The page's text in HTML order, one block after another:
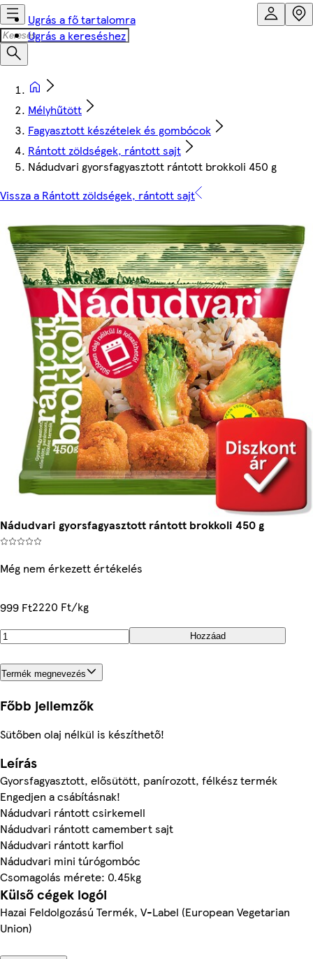
Ugrás a fő tartalomra
Ugrás a kereséshez
Mélyhűtött
Fagyasztott készételek és gombócok
Rántott zöldségek, rántott sajt
Nádudvari gyorsfagyasztott rántott brokkoli 450 g
Vissza a Rántott zöldségek, rántott sajt
Nádudvari gyorsfagyasztott rántott brokkoli 450 g
Még nem érkezett értékelés
999 Ft2220 Ft/kg
Hozzáad
Termék megnevezés
Főbb jellemzők
Sütőben olaj nélkül is készíthető!
Leírás
Gyorsfagyasztott, elősütött, panírozott, félkész termék
Engedjen a csábításnak!
Nádudvari rántott csirkemell
Nádudvari rántott camembert sajt
Nádudvari rántott karfiol
Nádudvari mini túrógombóc
Csomagolás mérete: 0.45kg
Külső cégek logói
Hazai Feldolgozású Termék, V-Label (European Vegetarian
Union)